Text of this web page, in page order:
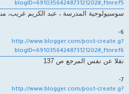
blogID=6910356424873121202#_ftnref5
سوسيولوجية المدرسة ، عبد الكريم غريب،
6-
http://www.blogger.com/post-create.g?
blogID=6910356424873121202#_ftnref6
نقلا عن نفس المرجع ص 137
7-
http://www.blogger.com/post-create.g?